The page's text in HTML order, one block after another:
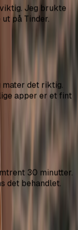
jeg fikk nok
min.
Jeg brukte
på Tinder.